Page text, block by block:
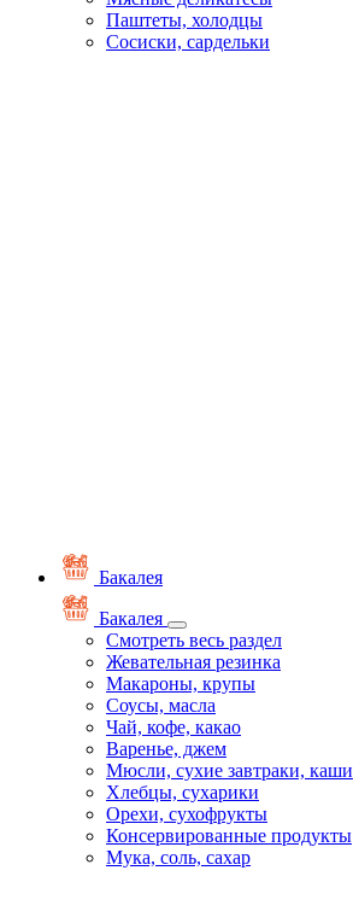
Паштеты, холодцы
Сосиски, сардельки
Бакалея
Бакалея
Смотреть весь раздел
Жевательная резинка
Макароны, крупы
Соусы, масла
Чай, кофе, какао
Варенье, джем
Мюсли, сухие завтраки, каши
Хлебцы, сухарики
Орехи, сухофрукты
Консервированные продукты
Мука, соль, сахар